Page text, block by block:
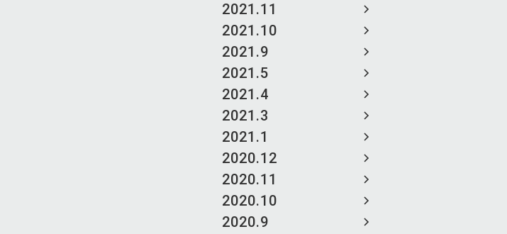
2021.11
2021.10
2021.9
2021.5
2021.4
2021.3
2021.1
2020.12
2020.11
2020.10
2020.9